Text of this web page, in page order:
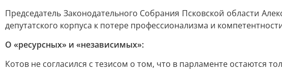
Председатель Законодательного Собрания Псковской области
депутатского корпуса к потере профессионализма и
О «ресурсных» и «независимых»:
Котов не согласился с тезисом о том, что в парламенте остаются